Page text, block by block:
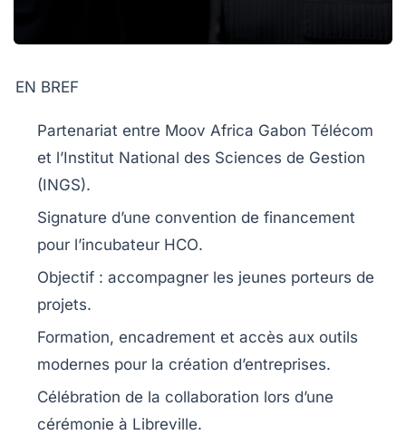
EN BREF
Partenariat entre Moov Africa Gabon Télécom
et l’Institut National des Sciences de Gestion
(INGS).
Signature d’une convention de financement
pour l’incubateur HCO.
Objectif : accompagner les jeunes porteurs de
projets.
Formation, encadrement et accès aux outils
modernes pour la création d’entreprises.
Célébration de la collaboration lors d’une
cérémonie à Libreville.